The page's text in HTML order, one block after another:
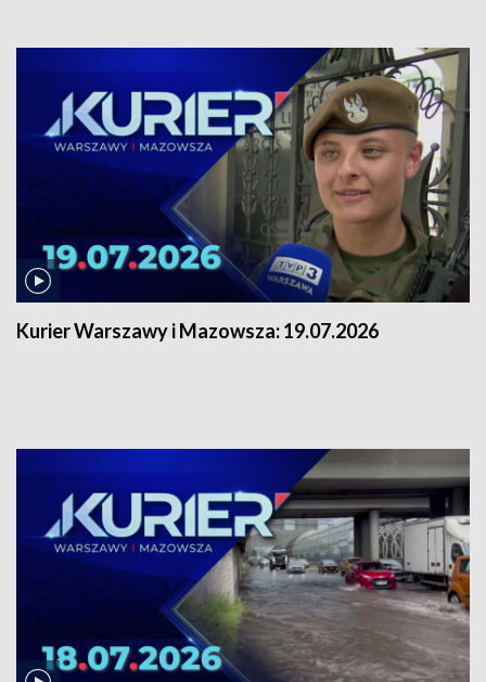
Kurier Warszawy i Mazowsza:19.07.2026